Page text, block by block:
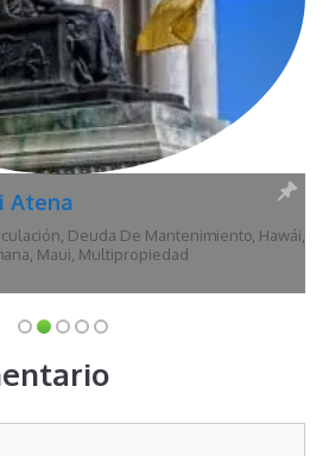
Atena
, Deuda De Mantenimiento, Hawái,
, Maui, Multipropiedad